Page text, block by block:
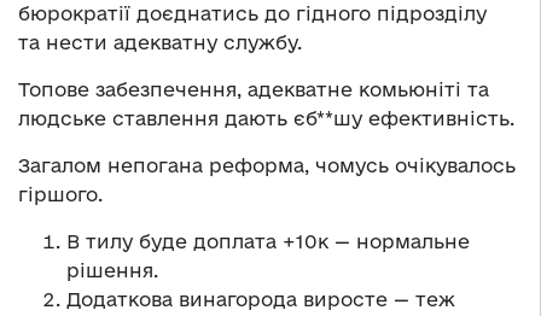
бюрократії доєднатись до гідного підрозділу
та нести адекватну службу.
Топове забезпечення, адекватне комьюніті та
людське ставлення дають єб**шу ефективність.
Загалом непогана реформа, чомусь очікувалось
гіршого.
В тилу буде доплата +10к — нормальне
рішення.
Додаткова винагорода виросте — теж